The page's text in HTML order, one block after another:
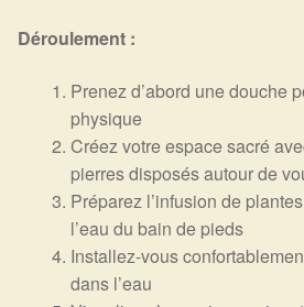
Déroulement :
Prenez d’abord une douche
physique
Créez votre espace sacré
pierres disposés autour de
Préparez l’infusion de
l’eau du bain de pieds
Installez-vous
dans l’eau